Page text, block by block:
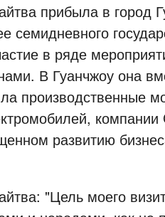
прибыла в город
в ряде
В Гуанчжоу она
производственные
развитию
"Цель моего